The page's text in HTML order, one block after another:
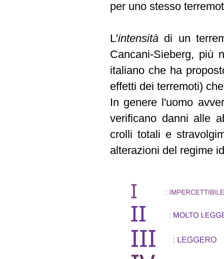
per uno stesso
L'intensità di un
Cancani-Sieberg, più
italiano che ha
effetti dei terremoti)
In genere l'uomo
verificano danni alle
crolli totali e
alterazioni del regime